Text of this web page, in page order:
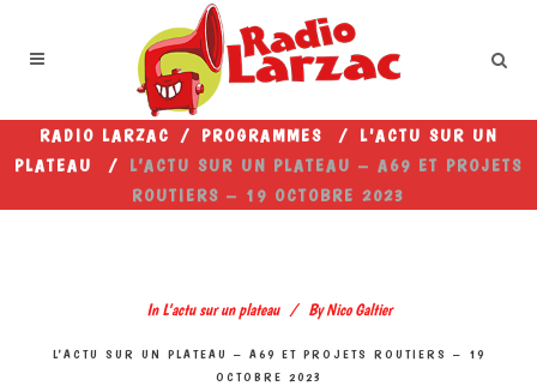
RADIO LARZAC / PROGRAMMES / L'ACTU SUR UN
PLATEAU
/ L’ACTU SUR UN PLATEAU – A69 ET PROJETS
ROUTIERS – 19 OCTOBRE 2023
In L'actu sur un plateau By Nico Galtier
L’ACTU SUR UN PLATEAU – A69 ET PROJETS ROUTIERS – 19
OCTOBRE 2023